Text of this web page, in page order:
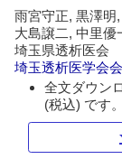
雨宮守正, 黒澤明
大島譲二, 中里優
埼玉県透析医会
埼玉透析医学会
全文ダウン
(税込) です。